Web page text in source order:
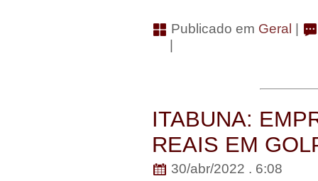
Publicado em Geral |
|
ITABUNA:
REAIS EM
30/abr/2022 . 6:08